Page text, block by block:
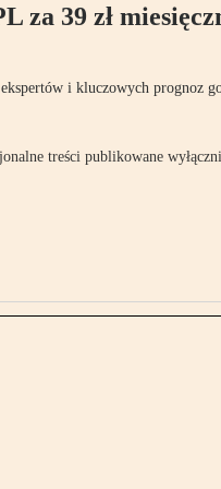
za 39 zł
i kluczowych prognoz
treści publikowane